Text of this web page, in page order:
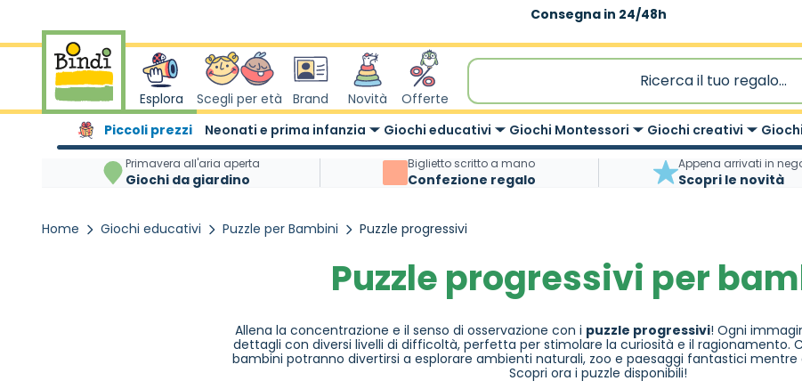
Consegna in 24/48h
Salta al contenuto
Esplora
Piccoli prezzi
Neonati e prima infanzia Giochi educativi Giochi Montessori Giochi creativi
Scegli per età Brand Novità Offerte
Primavera all'aria aperta
Giochi da giardino
Biglietto scritto a mano
Confezione regalo
Appena arrivati in
Scopri le novità
Home Giochi educativi Puzzle per Bambini Puzzle progressivi
Puzzle progressivi per
Allena la concentrazione e il senso di osservazione con i puzzle progressivi! Ogni
dettagli con diversi livelli di difficoltà, perfetta per stimolare la curiosità e il ragionamento.
bambini potranno divertirsi a esplorare ambienti naturali, zoo e paesaggi fantastici
Scopri ora i puzzle disponibili!